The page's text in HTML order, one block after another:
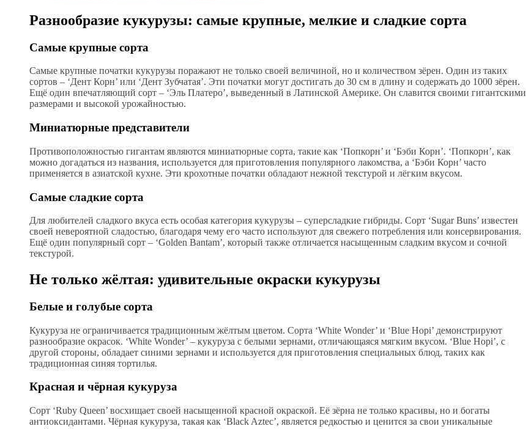
Разнообразие кукурузы: самые крупные, мелкие и сладкие сорта
Самые крупные сорта
Самые крупные початки кукурузы поражают не только своей величиной, но и количеством зёрен. Один из таких
сортов – ‘Дент Корн’ или ‘Дент Зубчатая’. Эти початки могут достигать до 30 см в длину и содержать до 1000 зёрен.
Ещё один впечатляющий сорт – ‘Эль Платеро’, выведенный в Латинской Америке. Он славится своими гигантскими
размерами и высокой урожайностью.
Миниатюрные представители
Противоположностью гигантам являются миниатюрные сорта, такие как ‘Попкорн’ и ‘Бэби Корн’. ‘Попкорн’, как
можно догадаться из названия, используется для приготовления популярного лакомства, а ‘Бэби Корн’ часто
применяется в азиатской кухне. Эти крохотные початки обладают нежной текстурой и лёгким вкусом.
Самые сладкие сорта
Для любителей сладкого вкуса есть особая категория кукурузы – суперсладкие гибриды. Сорт ‘Sugar Buns’ известен
своей невероятной сладостью, благодаря чему его часто используют для свежего потребления или консервирования.
Ещё один популярный сорт – ‘Golden Bantam’, который также отличается насыщенным сладким вкусом и сочной
текстурой.
Не только жёлтая: удивительные окраски кукурузы
Белые и голубые сорта
Кукуруза не ограничивается традиционным жёлтым цветом. Сорта ‘White Wonder’ и ‘Blue Hopi’ демонстрируют
разнообразие окрасок. ‘White Wonder’ – кукуруза с белыми зернами, отличающаяся мягким вкусом. ‘Blue Hopi’, с
другой стороны, обладает синими зернами и используется для приготовления специальных блюд, таких как
традиционная синяя тортилья.
Красная и чёрная кукуруза
Сорт ‘Ruby Queen’ восхищает своей насыщенной красной окраской. Её зёрна не только красивы, но и богаты
антиоксидантами. Чёрная кукуруза, такая как ‘Black Aztec’, является редкостью и ценится за свои уникальные